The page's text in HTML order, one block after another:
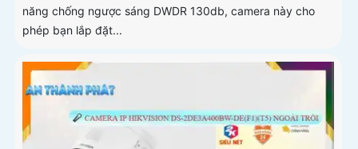
năng chống ngược sáng DWDR 130db, camera này cho
phép bạn lắp đặt...